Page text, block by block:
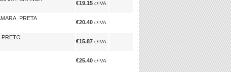
€19.15 c/IVA
PRETA
€20.40 c/IVA
PRETO
€15.87 c/IVA
€25.40 c/IVA